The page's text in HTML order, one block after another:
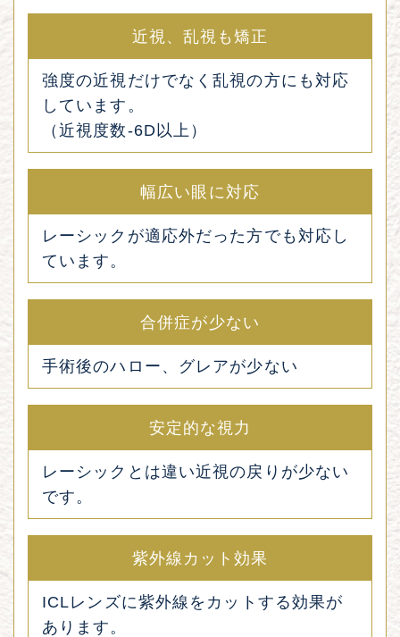
近視、乱視も矯正
強度の近視だけでなく乱視の方にも対応
しています。
（近視度数-6D以上）
幅広い眼に対応
レーシックが適応外だった方でも対応し
ています。
合併症が少ない
手術後のハロー、グレアが少ない
安定的な視力
レーシックとは違い近視の戻りが少ない
です。
紫外線カット効果
ICLレンズに紫外線をカットする効果が
あります。